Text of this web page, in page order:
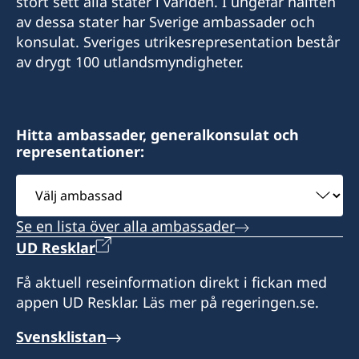
av dessa stater har Sverige ambassader och
konsulat. Sveriges utrikesrepresentation består
av drygt 100 utlandsmyndigheter.
Hitta ambassader, generalkonsulat och
representationer:
Välj
ambassad
Se en lista över alla ambassader
UD Resklar
Få aktuell reseinformation direkt i fickan med
appen UD Resklar. Läs mer på regeringen.se.
Svensklistan